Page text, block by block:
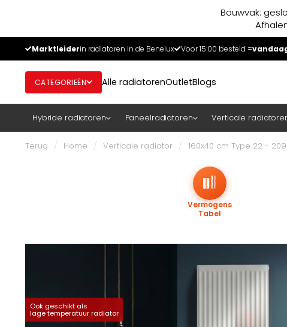
Bouwvak:
Marktleiderin radiatoren in de Benelux Voor 15:00 besteld =
CATEGORIEËN Alle radiatorenOutletBlogs
Hybride radiatoren Paneelradiatoren Verticale
Terug / Home / Verticale radiator / 160x40 cm Type 22 -
Ook geschikt als
lage temperatuur radiator
Vermogens
Tabel